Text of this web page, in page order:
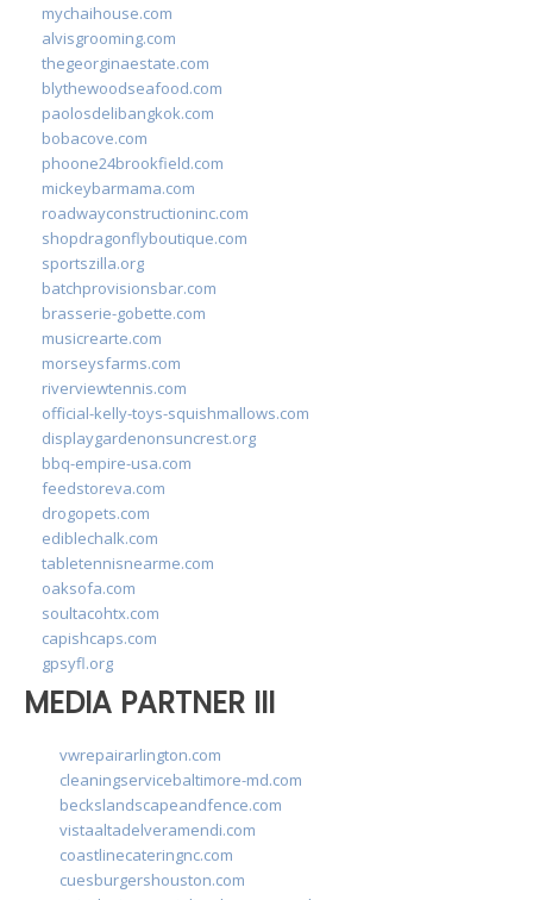
mychaihouse.com
alvisgrooming.com
thegeorginaestate.com
blythewoodseafood.com
paolosdelibangkok.com
bobacove.com
phoone24brookfield.com
mickeybarmama.com
roadwayconstructioninc.com
shopdragonflyboutique.com
sportszilla.org
batchprovisionsbar.com
brasserie-gobette.com
musicrearte.com
morseysfarms.com
riverviewtennis.com
official-kelly-toys-squishmallows.com
displaygardenonsuncrest.org
bbq-empire-usa.com
feedstoreva.com
drogopets.com
ediblechalk.com
tabletennisnearme.com
oaksofa.com
soultacohtx.com
capishcaps.com
gpsyfl.org
MEDIA PARTNER III
vwrepairarlington.com
cleaningservicebaltimore-md.com
beckslandscapeandfence.com
vistaaltadelveramendi.com
coastlinecateringnc.com
cuesburgershouston.com